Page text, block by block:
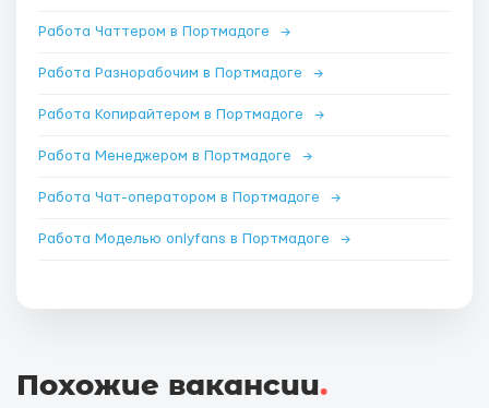
Работа Чаттером в Портмадоге →
Работа Разнорабочим в Портмадоге →
Работа Копирайтером в Портмадоге →
Работа Менеджером в Портмадоге →
Работа Чат-оператором в Портмадоге →
Работа Моделью onlyfans в Портмадоге →
Похожие вакансии.